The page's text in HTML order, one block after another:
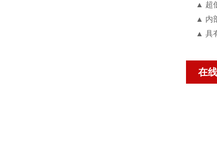
▲ 超
▲ 内
▲ 具
在